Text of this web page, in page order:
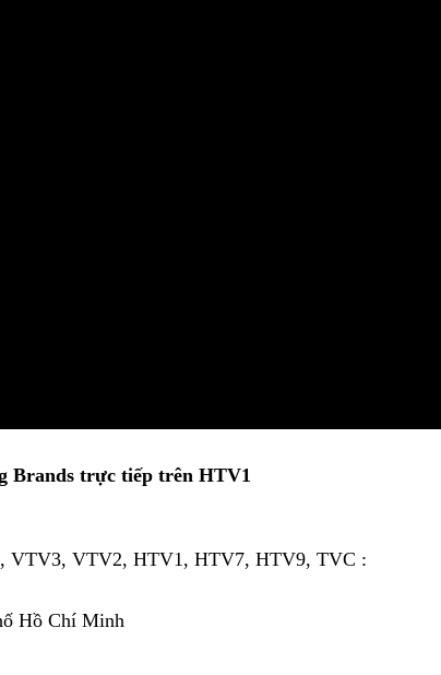
Brands trực tiếp trên HTV1
VTV3, VTV2, HTV1, HTV7, HTV9, TVC :
Hồ Chí Minh